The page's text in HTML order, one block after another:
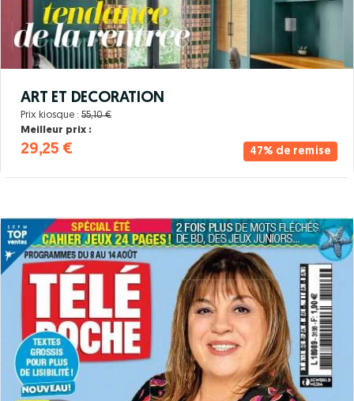
47% de remise
ART ET DECORATION
Prix kiosque : 55,10 €
Meilleur prix :
29,25 €